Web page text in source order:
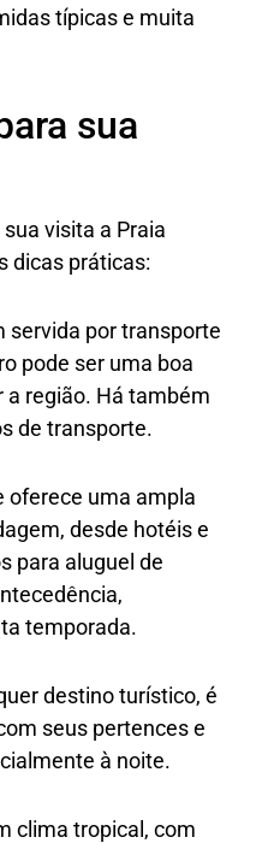
típicas e muita
sua
visita a Praia
dicas práticas:
servida por transporte
pode ser uma boa
a região. Há também
de transporte.
oferece uma ampla
desde hotéis e
para aluguel de
temporada.
destino turístico, é
seus pertences e
à noite.
clima tropical, com